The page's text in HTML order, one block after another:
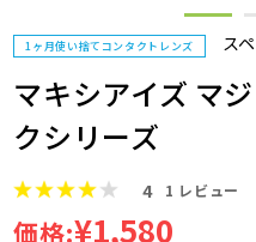
1ヶ月使い捨てコンタクトレンズ ス
マキシアイズ マ
クシリーズ
4 1 レビュー
価格:¥1,580